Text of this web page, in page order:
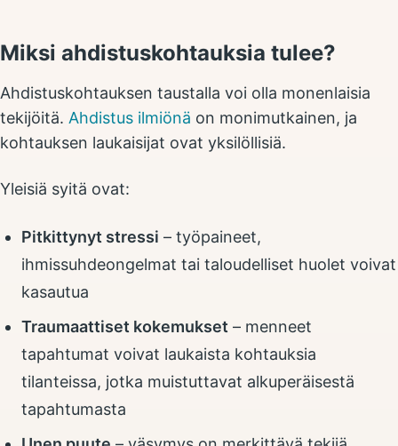
Miksi ahdistuskohtauksia tulee?
Ahdistuskohtauksen taustalla voi olla monenlaisia
tekijöitä. Ahdistus ilmiönä on monimutkainen, ja
kohtauksen laukaisijat ovat yksilöllisiä.
Yleisiä syitä ovat:
Pitkittynyt stressi – työpaineet,
ihmissuhdeongelmat tai taloudelliset huolet voivat
kasautua
Traumaattiset kokemukset – menneet
tapahtumat voivat laukaista kohtauksia
tilanteissa, jotka muistuttavat alkuperäisestä
tapahtumasta